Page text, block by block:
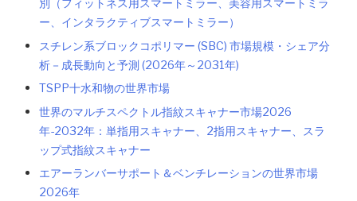
別（フィットネス用スマートミラー、美容用スマートミラ
ー、インタラクティブスマートミラー）
スチレン系ブロックコポリマー (SBC) 市場規模・シェア分
析－成長動向と予測 (2026年～2031年)
TSPP十水和物の世界市場
世界のマルチスペクトル指紋スキャナー市場2026
年-2032年：単指用スキャナー、2指用スキャナー、スラ
ップ式指紋スキャナー
エアーランバーサポート＆ベンチレーションの世界市場
2026年